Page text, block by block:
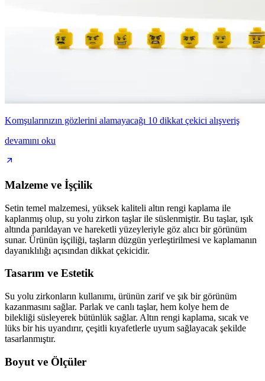
Komşularınızın gözlerini alamayacağı 10 dikkat çekici alışveriş
devamını oku
Malzeme ve İşçilik
Setin temel malzemesi, yüksek kaliteli altın rengi kaplama ile
kaplanmış olup, su yolu zirkon taşlar ile süslenmiştir. Bu taşlar, ışık
altında parıldayan ve hareketli yüzeyleriyle göz alıcı bir görünüm
sunar. Ürünün işçiliği, taşların düzgün yerleştirilmesi ve kaplamanın
dayanıklılığı açısından dikkat çekicidir.
Tasarım ve Estetik
Su yolu zirkonların kullanımı, ürünün zarif ve şık bir görünüm
kazanmasını sağlar. Parlak ve canlı taşlar, hem kolye hem de
bilekliği süsleyerek bütünlük sağlar. Altın rengi kaplama, sıcak ve
lüks bir his uyandırır, çeşitli kıyafetlerle uyum sağlayacak şekilde
tasarlanmıştır.
Boyut ve Ölçüler